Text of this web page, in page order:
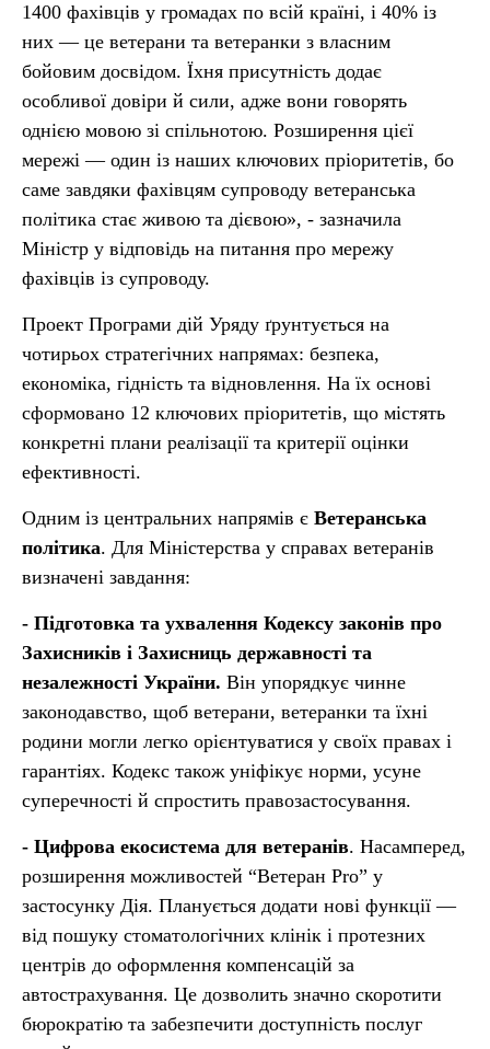
1400 фахівців у громадах по всій країні, і 40% із
них — це ветерани та ветеранки з власним
бойовим досвідом. Їхня присутність додає
особливої довіри й сили, адже вони говорять
однією мовою зі спільнотою. Розширення цієї
мережі — один із наших ключових пріоритетів, бо
саме завдяки фахівцям супроводу ветеранська
політика стає живою та дієвою», - зазначила
Міністр у відповідь на питання про мережу
фахівців із супроводу.
Проект Програми дій Уряду ґрунтується на
чотирьох стратегічних напрямах: безпека,
економіка, гідність та відновлення. На їх основі
сформовано 12 ключових пріоритетів, що містять
конкретні плани реалізації та критерії оцінки
ефективності.
Одним із центральних напрямів є Ветеранська
політика. Для Міністерства у справах ветеранів
визначені завдання:
- Підготовка та ухвалення Кодексу законів про
Захисників і Захисниць державності та
незалежності України. Він упорядкує чинне
законодавство, щоб ветерани, ветеранки та їхні
родини могли легко орієнтуватися у своїх правах і
гарантіях. Кодекс також уніфікує норми, усуне
суперечності й спростить правозастосування.
- Цифрова екосистема для ветеранів. Насамперед,
розширення можливостей “Ветеран Pro” у
застосунку Дія. Планується додати нові функції —
від пошуку стоматологічних клінік і протезних
центрів до оформлення компенсацій за
автострахування. Це дозволить значно скоротити
бюрократію та забезпечити доступність послуг